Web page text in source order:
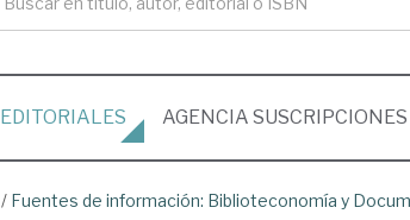
EDITORIALES AGENCIA SUSCRIPCIONES
/ Fuentes de información: Biblioteconomía y